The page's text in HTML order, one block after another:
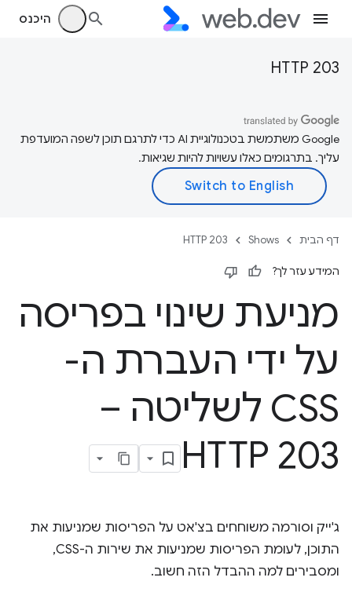
היכנס
HTTP 203
‫Google משתמשת בטכנולוגיית AI כדי לתרגם תוכן לשפה המועדפת
עליך. בתרגומים כאלו עשויות להיות שגיאות.
דף הבית Shows
HTTP 203
המידע עזר לך?
מניעת שינוי בפריסה
על ידי העברת ה-
CSS לשליטה –
HTTP 203
ג'ייק וסורמה משוחחים בצ'אט על הפריסות שמניעות את
התוכן, לעומת הפריסות שמניעות את שירות ה-CSS,
ומסבירים למה ההבדל הזה חשוב.